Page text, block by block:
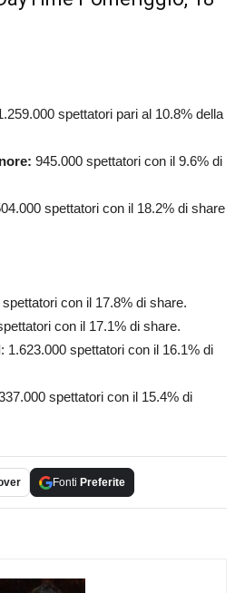
spettatori pari al 10.8% della
945.000 spettatori con il 9.6% di
spettatori con il 18.2% di share
spettatori con il 17.8% di share.
con il 17.1% di share.
: 1.623.000 spettatori con il 16.1% di
spettatori con il 15.4% di
Fonti Preferite